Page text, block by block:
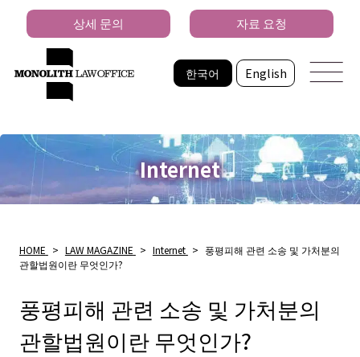
한국어 English
상세 문의 자료 요청
Internet
HOME > LAW MAGAZINE > Internet > 풍평피해 관련 소송 및 가처분의
관할법원이란 무엇인가?
풍평피해 관련 소송 및 가처분의
관할법원이란 무엇인가?